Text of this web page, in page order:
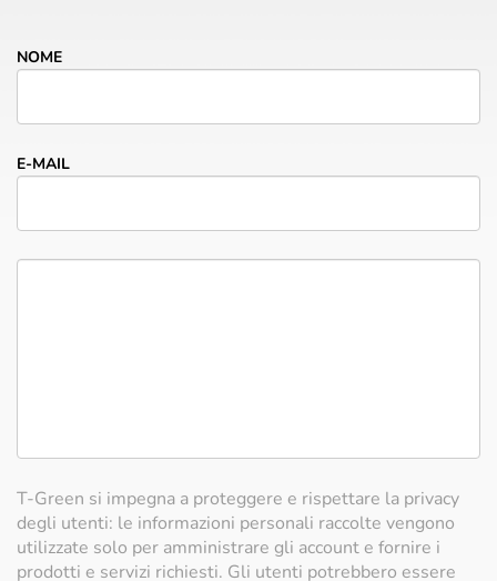
NOME
E-MAIL
T-Green si impegna a proteggere e rispettare la privacy
degli utenti: le informazioni personali raccolte vengono
utilizzate solo per amministrare gli account e fornire i
prodotti e servizi richiesti. Gli utenti potrebbero essere